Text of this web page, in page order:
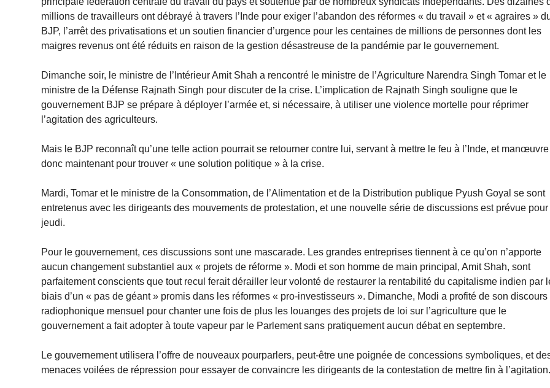
millions de travailleurs ont débrayé à travers l’Inde pour exiger l’abandon des réformes « du travail » et « agraires »
BJP, l’arrêt des privatisations et un soutien financier d’urgence pour les centaines de millions de personnes dont les
maigres revenus ont été réduits en raison de la gestion désastreuse de la pandémie par le gouvernement.
Dimanche soir, le ministre de l’Intérieur Amit Shah a rencontré le ministre de l’Agriculture Narendra Singh Tomar et le
ministre de la Défense Rajnath Singh pour discuter de la crise. L’implication de Rajnath Singh souligne que le
gouvernement BJP se prépare à déployer l’armée et, si nécessaire, à utiliser une violence mortelle pour réprimer
l’agitation des agriculteurs.
Mais le BJP reconnaît qu’une telle action pourrait se retourner contre lui, servant à mettre le feu à l’Inde, et manœuvre
donc maintenant pour trouver « une solution politique » à la crise.
Mardi, Tomar et le ministre de la Consommation, de l’Alimentation et de la Distribution publique Pyush Goyal se sont
entretenus avec les dirigeants des mouvements de protestation, et une nouvelle série de discussions est prévue pour
jeudi.
Pour le gouvernement, ces discussions sont une mascarade. Les grandes entreprises tiennent à ce qu’on n’apporte
aucun changement substantiel aux « projets de réforme ». Modi et son homme de main principal, Amit Shah, sont
parfaitement conscients que tout recul ferait dérailler leur volonté de restaurer la rentabilité du capitalisme indien par
biais d’un « pas de géant » promis dans les réformes « pro-investisseurs ». Dimanche, Modi a profité de son discours
radiophonique mensuel pour chanter une fois de plus les louanges des projets de loi sur l’agriculture que le
gouvernement a fait adopter à toute vapeur par le Parlement sans pratiquement aucun débat en septembre.
Le gouvernement utilisera l’offre de nouveaux pourparlers, peut-être une poignée de concessions symboliques, et
menaces voilées de répression pour essayer de convaincre les dirigeants de la contestation de mettre fin à l’agitation.